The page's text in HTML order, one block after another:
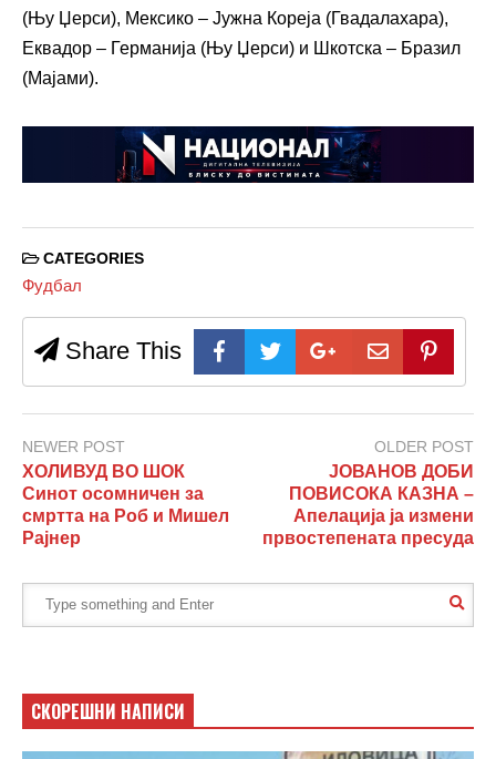
(Њу Џерси), Мексико – Јужна Кореја (Гвадалахара),
Еквадор – Германија (Њу Џерси) и Шкотска – Бразил
(Мајами).
CATEGORIES
Фудбал
Share This
NEWER POST
ХОЛИВУД ВО ШОК
Синот осомничен за
смртта на Роб и Мишел
Рајнер
OLDER POST
ЈОВАНОВ ДОБИ
ПОВИСОКА КАЗНА –
Апелација ја измени
првостепената пресуда
СКОРЕШНИ НАПИСИ